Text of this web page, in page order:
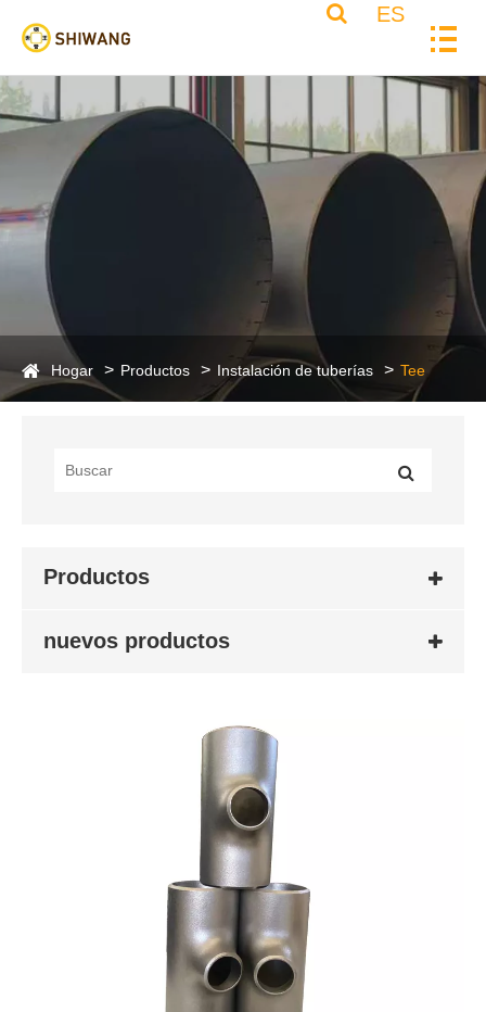
ES
Hogar Productos Instalación de tuberías Tee
Productos
nuevos productos